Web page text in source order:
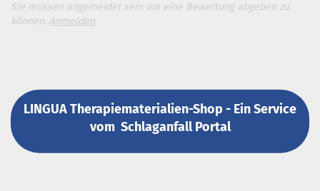
Sie müssen angemeldet sein um eine Bewertung abgeben zu
können. Anmelden
LINGUA Therapiematerialien-Shop - Ein Service
vom Schlaganfall Portal